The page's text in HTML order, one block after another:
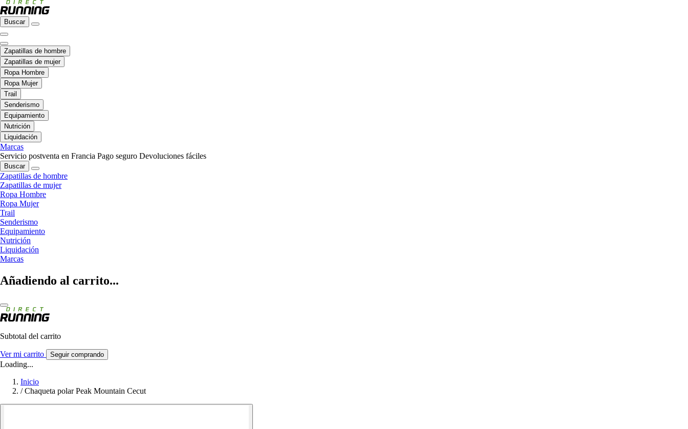
Buscar
Zapatillas de hombre
Zapatillas de mujer
Ropa Hombre
Ropa Mujer
Trail
Senderismo
Equipamiento
Nutrición
Liquidación
Marcas
Servicio postventa en Francia Pago seguro Devoluciones fáciles
Buscar
Zapatillas de hombre
Zapatillas de mujer
Ropa Hombre
Ropa Mujer
Trail
Senderismo
Equipamiento
Nutrición
Liquidación
Marcas
Añadiendo al carrito...
Subtotal del carrito
Ver mi carrito Seguir comprando
Loading...
Inicio
/ Chaqueta polar Peak Mountain Cecut